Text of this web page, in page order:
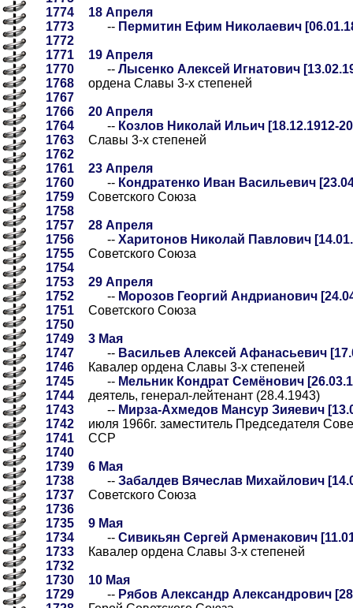
1774
1773
1772
1771
1770
1768
1767
1766
1764
1763
1762
1761
1760
1759
1758
1757
1756
1755
1754
1753
1752
1751
1750
1749
1747
1746
1745
1744
1743
1742
1741
1740
1739
1738
1737
1736
1735
1734
1733
1732
1730
1729
18 Апреля
-- Пермитин Ефим Николаевич
19 Апреля
-- Лысенко Алексей Игнатович
ордена Славы 3-х степеней
20 Апреля
-- Козлов Николай Ильич [18.12.1912-
Славы 3-х степеней
23 Апреля
-- Кондратенко Иван Васильевич
Советского Союза
28 Апреля
-- Харитонов Николай Павлович
Советского Союза
29 Апреля
-- Морозов Георгий Андрианович
Советского Союза
3 Мая
-- Васильев Алексей Афанасьевич
Кавалер ордена Славы 3-х степеней
-- Мельник Кондрат Семёнович
деятель, генерал-лейтенант (28.4.1943)
-- Мирза-Ахмедов Мансур Зияевич
июля 1966г. заместитель Председателя
ССР
6 Мая
-- Забалдев Вячеслав Михайлович
Советского Союза
9 Мая
-- Сивикьян Сергей Арменакович
Кавалер ордена Славы 3-х степеней
10 Мая
-- Рябов Александр Александрович